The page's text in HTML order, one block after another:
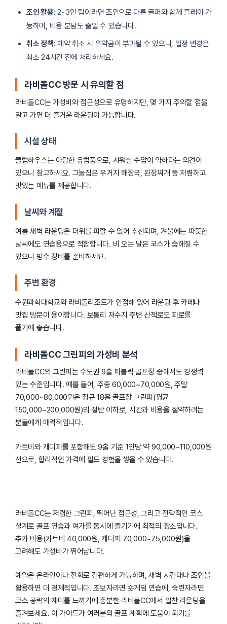
조인 활용: 2~3인 팀이라면 조인으로 다른 골퍼와 함께 플레이 가
능하며, 비용 분담도 줄일 수 있습니다.
취소 정책: 예약 취소 시 위약금이 부과될 수 있으니, 일정 변경은
최소 24시간 전에 처리하세요.
라비돌CC 방문 시 유의할 점
라비돌CC는 가성비와 접근성으로 유명하지만, 몇 가지 주의할 점을
알고 가면 더 즐거운 라운딩이 가능합니다.
시설 상태
클럽하우스는 아담한 유럽풍으로, 샤워실 수압이 약하다는 의견이
있으니 참고하세요. 그늘집은 우거지 해장국, 된장찌개 등 저렴하고
맛있는 메뉴를 제공합니다.
날씨와 계절
여름 새벽 라운딩은 더위를 피할 수 있어 추천되며, 겨울에는 따뜻한
날씨에도 연습용으로 적합합니다. 비 오는 날은 코스가 습해질 수
있으니 방수 장비를 준비하세요.
주변 환경
수원과학대학교와 라비돌리조트가 인접해 있어 라운딩 후 카페나
맛집 방문이 용이합니다. 보통리 저수지 주변 산책로도 피로를
풀기에 좋습니다.
라비돌CC 그린피의 가성비 분석
라비돌CC의 그린피는 수도권 9홀 퍼블릭 골프장 중에서도 경쟁력
있는 수준입니다. 예를 들어, 주중 60,000~70,000원, 주말
70,000~80,000원은 정규 18홀 골프장 그린피(평균
150,000~200,000원)의 절반 이하로, 시간과 비용을 절약하려는
분들에게 매력적입니다.
카트비와 캐디피를 포함해도 9홀 기준 1인당 약 90,000~110,000원
선으로, 합리적인 가격에 필드 경험을 쌓을 수 있습니다.
라비돌CC는 저렴한 그린피, 뛰어난 접근성, 그리고 전략적인 코스
설계로 골프 연습과 여가를 동시에 즐기기에 최적의 장소입니다.
추가 비용(카트비 40,000원, 캐디피 70,000~75,000원)을
고려해도 가성비가 뛰어납니다.
예약은 온라인이나 전화로 간편하게 가능하며, 새벽 시간대나 조인을
활용하면 더 경제적입니다. 초보자라면 숏게임 연습에, 숙련자라면
코스 공략의 재미를 느끼기에 충분한 라비돌CC에서 알찬 라운딩을
즐겨보세요. 이 가이드가 여러분의 골프 계획에 도움이 되기를